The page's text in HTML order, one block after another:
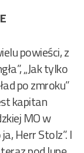
powieści, z
„Jak tylko
po zmroku”
kapitan
MO w
Herr Stolz”. I